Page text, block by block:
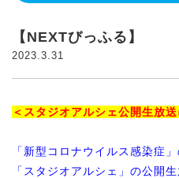
【NEXTびっふる】
2023.3.31
＜スタジオアルシェ公開生放送
「新型コロナウイルス感染症
「スタジオアルシェ」の公開